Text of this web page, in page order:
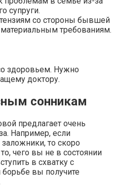
супруги.
со стороны бывшей
требованиям.
здоровьем. Нужно
доктору.
сонникам
предлагает очень
Например, если
то скоро
чего вы не в состоянии
в схватку с
вы получите